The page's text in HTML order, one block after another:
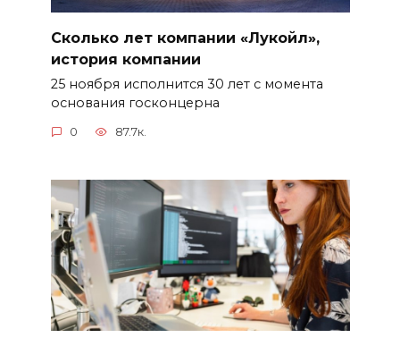
Сколько лет компании «Лукойл»,
история компании
25 ноября исполнится 30 лет с момента
основания госконцерна
0 87.7к.